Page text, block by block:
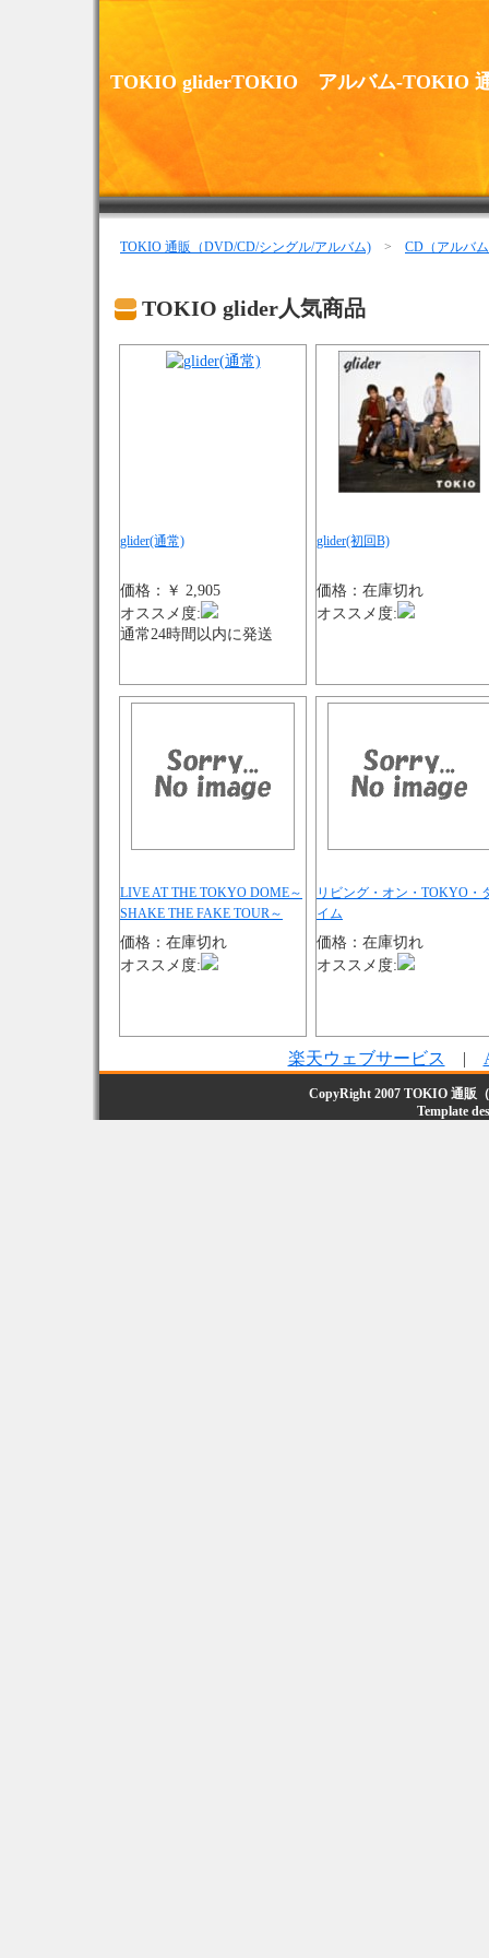
TOKIO gliderTOKIO アルバム-TOKIO
TOKIO 通販（DVD/CD/シングル/アルバム) > CD（アルバ
TOKIO glider人気商品
glider(通常)
価格：￥ 2,905
オススメ度:
通常24時間以内に発送
glider(初回B)
価格：在庫切れ
オススメ度:
LIVE AT THE TOKYO DOME～
SHAKE THE FAKE TOUR～
価格：在庫切れ
オススメ度:
リビング・オン・TOKYO・
イム
価格：在庫切れ
オススメ度:
楽天ウェブサービス |
CopyRight 2007 TOKIO 通販
Template